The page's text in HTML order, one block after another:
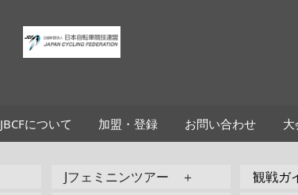
JBCFについて 加盟・登録 お問い合わせ
Jフェミニンツアー ＋
観戦ガ